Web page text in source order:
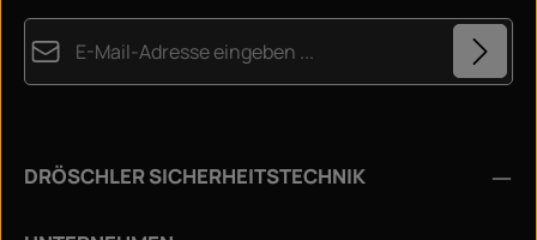
E-Mail-Adresse*
Kenntnis genommen und dieAGBgelesen und bin mit
Pflichtfelder.
DRÖSCHLER SICHERHEITSTECHNIK